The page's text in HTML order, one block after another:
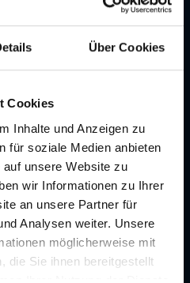
Über Cookies
Cookies
Inhalte und Anzeigen zu
für soziale Medien anbieten
unsere Website zu
wir Informationen zu Ihrer
an unsere Partner für
Analysen weiter. Unsere
möglicherweise mit
die Sie ihnen bereitgestellt